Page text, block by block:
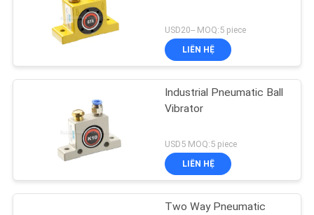
USD20-- MOQ:5 piece
LIÊN HỆ
Industrial Pneumatic Ball
Vibrator
USD5 MOQ:5 piece
LIÊN HỆ
Two Way Pneumatic